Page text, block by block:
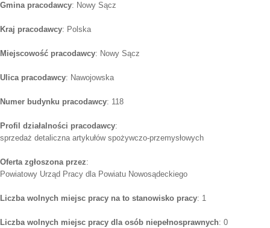
Gmina pracodawcy: Nowy Sącz
Kraj pracodawcy: Polska
Miejscowość pracodawcy: Nowy Sącz
Ulica pracodawcy: Nawojowska
Numer budynku pracodawcy: 118
Profil działalności pracodawcy:
sprzedaż detaliczna artykułów spożywczo-przemysłowych
Oferta zgłoszona przez:
Powiatowy Urząd Pracy dla Powiatu Nowosądeckiego
Liczba wolnych miejsc pracy na to stanowisko pracy: 1
Liczba wolnych miejsc pracy dla osób niepełnosprawnych: 0